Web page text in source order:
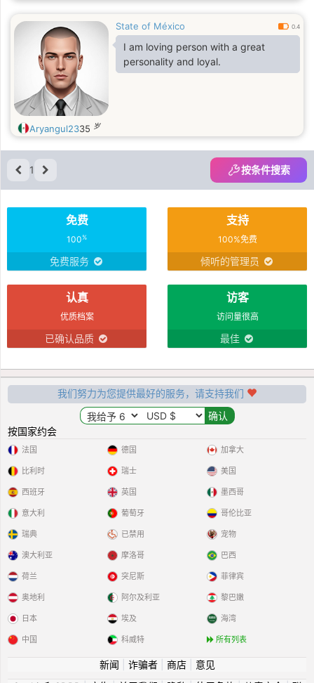
State of México 0.4
I am loving person with a great
personality and loyal.
Aryangul2335 岁
1 按条件搜索
免费
100%
免费服务
支持
100%免费
倾听的管理员
认真
优质档案
已确认品质
访客
访问量很高
最佳
我们努力为您提供最好的服务，请支持我们
按国家约会
法国
比利时
西班牙
意大利
瑞典
德国
瑞士
英国
葡萄牙
已禁用
加拿大
美国
墨西哥
哥伦比亚
宠物
澳大利亚
荷兰
奥地利
日本
中国
摩洛哥
突尼斯
阿尔及利亚
埃及
科威特
巴西
菲律宾
黎巴嫩
海湾
所有列表
新闻 诈骗者| 商店| 意见